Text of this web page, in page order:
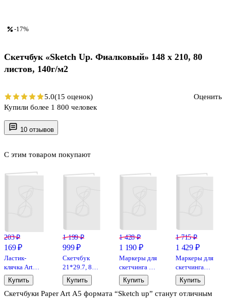
10 отзывов
Скетчбуки Paper Art А5 формата “Sketch up” станут отличным
С этим товаром покупают
203 ₽
169 ₽
Ластик-
клячка Art
idea,
художественный,
для
Купить
1 199 ₽
999 ₽
Скетчбук
21*29.7, 80
листов
"Sketchmarker"
черный,
Купить
1 428 ₽
1 190 ₽
Маркеры для
скетчинга 24
цвета,
двусторонние
линер/кисть,
Купить
1 715 ₽
1 429 ₽
Маркеры для
скетчинга
двухсторонние
Fenix-Art, 24
цвета
Купить
-17%
Скетчбук «Sketch Up. Фиалковый» 148 х 210, 80
листов, 140г/м2
5.0(15 оценок)
Оценить
Купили более 1 800 человек